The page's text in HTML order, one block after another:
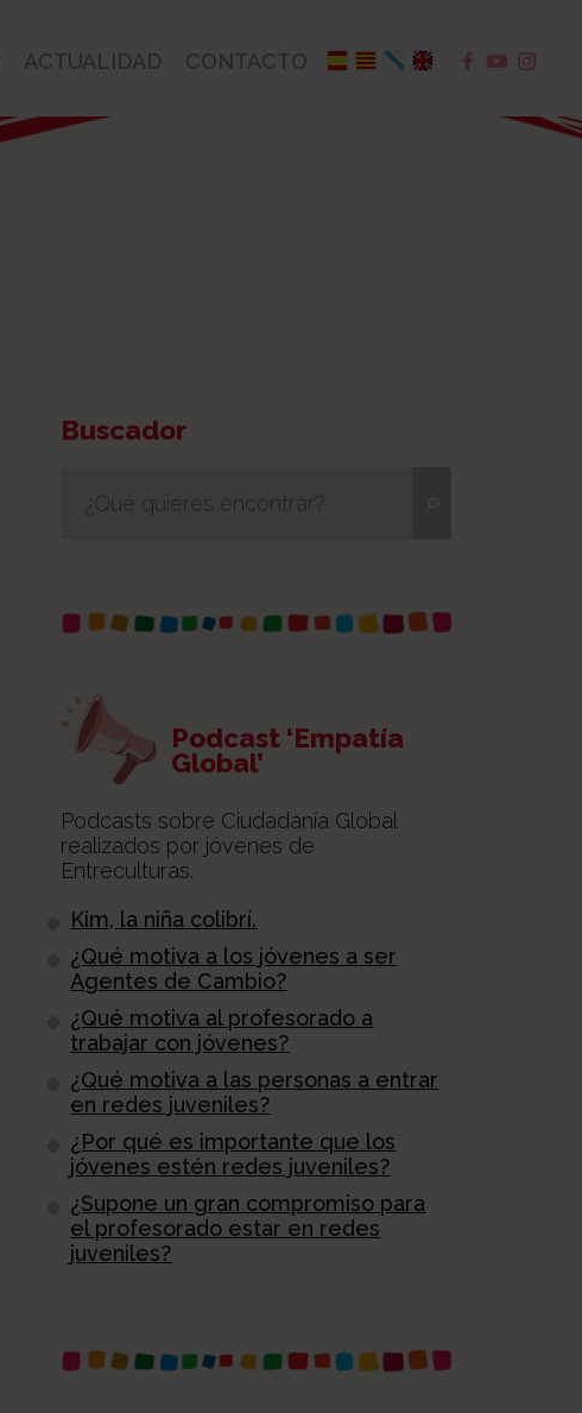
ACTUALIDAD CONTACTO
Buscador
Podcast ‘Empatía
Global’
Podcasts sobre Ciudadanía Global
realizados por jóvenes de
Entreculturas.
Kim, la niña colibrí.
¿Qué motiva a los jóvenes a ser
Agentes de Cambio?
¿Qué motiva al profesorado a
trabajar con jóvenes?
¿Qué motiva a las personas a entrar
en redes juveniles?
¿Por qué es importante que los
jóvenes estén redes juveniles?
¿Supone un gran compromiso para
el profesorado estar en redes
juveniles?